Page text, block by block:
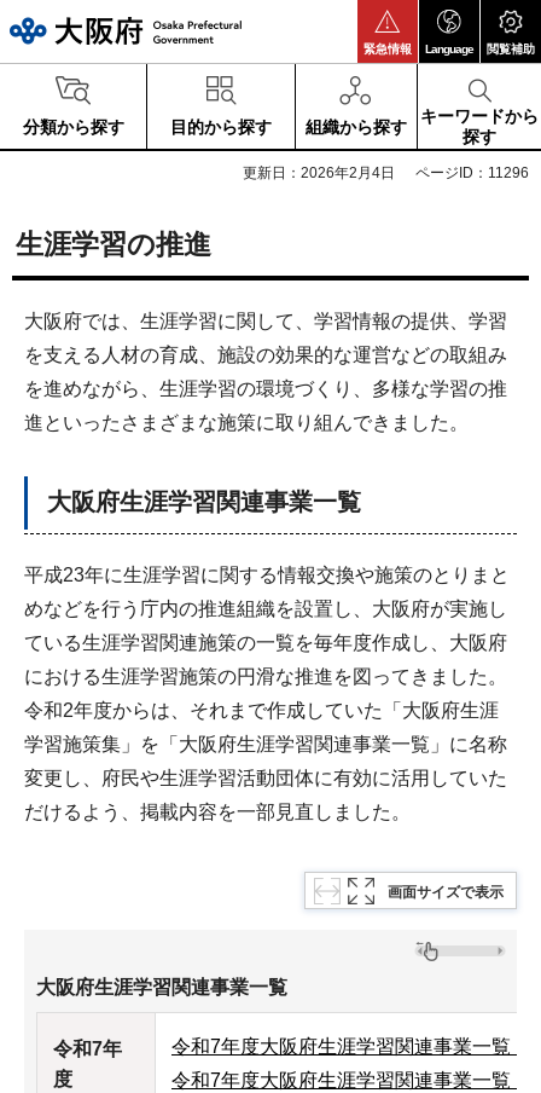
緊急情報 Language 閲覧補助
分類から探す 目的から探す 組織から探す
キーワードから
探す
更新日：2026年2月4日 ページID：11296
生涯学習の推進
大阪府では、生涯学習に関して、学習情報の提供、学習
を支える人材の育成、施設の効果的な運営などの取組み
を進めながら、生涯学習の環境づくり、多様な学習の推
進といったさまざまな施策に取り組んできました。
大阪府生涯学習関連事業一覧
平成23年に生涯学習に関する情報交換や施策のとりまと
めなどを行う庁内の推進組織を設置し、大阪府が実施し
ている生涯学習関連施策の一覧を毎年度作成し、大阪府
における生涯学習施策の円滑な推進を図ってきました。
令和2年度からは、それまで作成していた「大阪府生涯
学習施策集」を「大阪府生涯学習関連事業一覧」に名称
変更し、府民や生涯学習活動団体に有効に活用していた
だけるよう、掲載内容を一部見直しました。
画面サイズで表示
大阪府生涯学習関連事業一覧
令和7年
度
令和7年度大阪府生涯学習関連事業一覧（
令和7年度大阪府生涯学習関連事業一覧（